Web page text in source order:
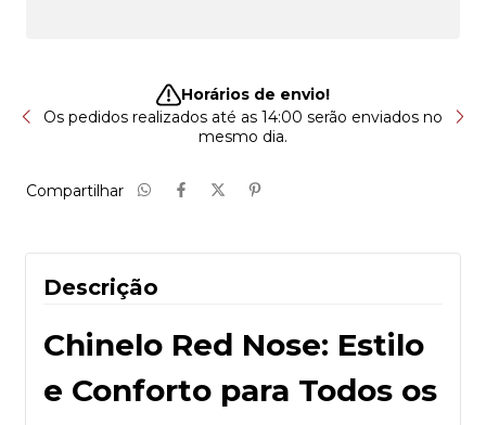
Horários de envio!
Os pedidos realizados até as 14:00 serão enviados no
mesmo dia.
Compartilhar
Descrição
Chinelo Red Nose: Estilo
e Conforto para Todos os